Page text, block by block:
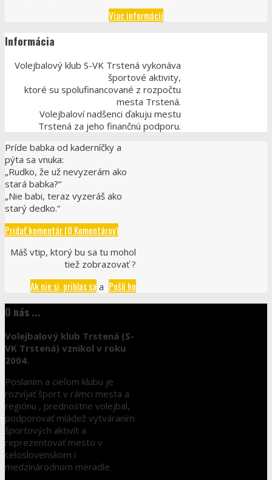
Viac informácii
Informácia
Volejbalový klub S-VK Trstená vykonáva
športové aktivity,
ktoré su spolufinancované z rozpočtu
mesta Trstená.
Volejbaloví nadšenci ďakuju mestu
Trstená za jeho finančnú podporu.
Príde babka od kaderníčky a
pýta sa vnuka:
„Rudko, že už nevyzerám ako
stará babka?“
„Nie babi, teraz vyzeráš ako
starý dedko.“
Pridať komentár (0 Komentárov)
Máš vtip, ktorý bu sa tu mohol
tiež zobrazovať ?
Ak nie si, prihlas sa a Pošli ho
O nás ...
Volejbalový klub Trstená (S-
VK Trstená) vznikol v roku
2004.
Poslaním a cieľom klubu je
rozvíjať šport v rámci mesta a
regiónu , prednostne volejbal,
podporovať mládež vytváraním
športových aktivít a
reprezentovať mesto v
celoslovenskom i
medzinárodnom meradle.